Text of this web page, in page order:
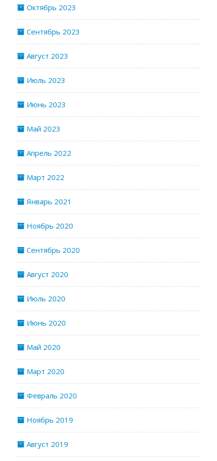
Октябрь 2023
Сентябрь 2023
Август 2023
Июль 2023
Июнь 2023
Май 2023
Апрель 2022
Март 2022
Январь 2021
Ноябрь 2020
Сентябрь 2020
Август 2020
Июль 2020
Июнь 2020
Май 2020
Март 2020
Февраль 2020
Ноябрь 2019
Август 2019